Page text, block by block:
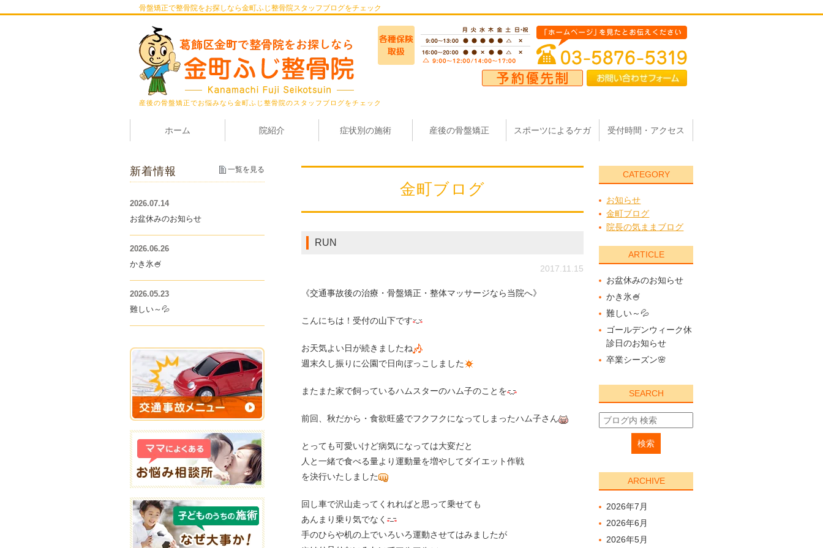
骨盤矯正で整骨院をお探しなら金町ふじ整骨院スタッフブログをチェック
産後の骨盤矯正でお悩みなら金町ふじ整骨院のスタッフブログをチェック
ホーム 院紹介 症状別の施術 産後の骨盤矯正 スポーツによるケガ 受付時間・アクセス
金町ブログ
RUN
2017.11.15
《交通事故後の治療・骨盤矯正・整体マッサージなら当院へ》
こんにちは！受付の山下です
お天気よい日が続きましたね
週末久し振りに公園で日向ぼっこしました
またまた家で飼っているハムスターのハム子のことを
前回、秋だから・食欲旺盛でフクフクになってしまったハム子さん
とっても可愛いけど病気になっては大変だと
人と一緒で食べる量より運動量を増やしてダイエット作戦
を決行いたしました
回し車で沢山走ってくれればと思って乗せても
あんまり乗り気でなく
手のひらや机の上でいろいろ運動させてはみましたが
CATEGORY
お知らせ
金町ブログ
院長の気ままブログ
ARTICLE
お盆休みのお知らせ
かき氷🍧
難しい～💦
ゴールデンウィーク休
診日のお知らせ
卒業シーズン🌸
SEARCH
ARCHIVE
2026年7月
2026年6月
2026年5月
新着情報 一覧を見る
2026.07.14
お盆休みのお知らせ
2026.06.26
かき氷🍧
2026.05.23
難しい～💦